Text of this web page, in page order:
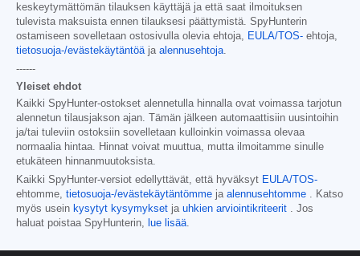
keskeytymättömän tilauksen käyttäjä ja että saat ilmoituksen
tulevista maksuista ennen tilauksesi päättymistä. SpyHunterin
ostamiseen sovelletaan ostosivulla olevia ehtoja,
EULA/TOS- ehtoja,
tietosuoja-/evästekäytäntöä ja alennusehtoja
------
Yleiset ehdot
Kaikki SpyHunter-ostokset alennetulla hinnalla ovat voimassa tarjotun
alennetun tilausjakson ajan. Tämän jälkeen automaattisiin uusintoihin
ja/tai tuleviin ostoksiin sovelletaan kulloinkin voimassa olevaa
normaalia hintaa. Hinnat voivat muuttua, mutta ilmoitamme sinulle
etukäteen hinnanmuutoksista.
Kaikki SpyHunter-versiot edellyttävät, että hyväksyt EULA/TOS-
ehtomme, tietosuoja-/evästekäytäntömme ja alennusehtomme . Katso
myös usein kysytyt kysymykset ja uhkien arviointikriteerit . Jos
haluat poistaa SpyHunterin,
lue lisää